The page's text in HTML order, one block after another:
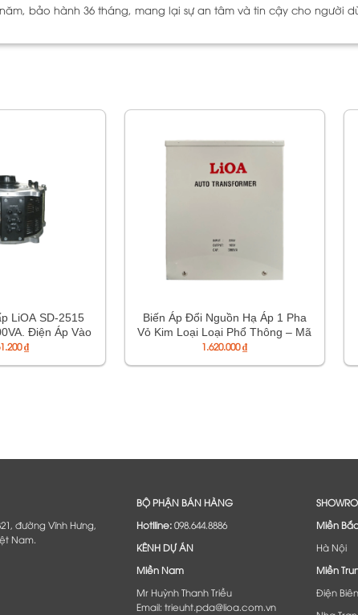
bảo hành 36 tháng, mang lại sự an tâm và tin cậy cho người
LiOA SD-2515
Điện Áp Vào
2V-250V. Dây
₫
Biến Áp Đổi Nguồn Hạ Áp 1 Pha
Vỏ Kim Loại Loại Phổ Thông – Mã
DN030K1
1.620.000₫
đường Vĩnh Hưng,
Nam.
BỘ PHẬN BÁN HÀNG
Hotlline:098.644.8886
KÊNH DỰ ÁN
Miền Nam
Mr Huỳnh Thanh Triều
Email: trieuht.pda@lioa.com.vn
Miền
Hà Nội
Miền
Điện